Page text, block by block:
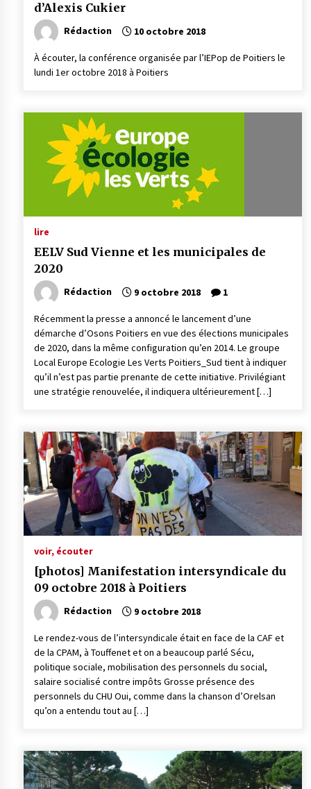
d’Alexis Cukier
Rédaction 10 octobre 2018
À écouter, la conférence organisée par l’IEPop de Poitiers le
lundi 1er octobre 2018 à Poitiers
lire
EELV Sud Vienne et les municipales de
2020
Rédaction 9 octobre 2018 1
Récemment la presse a annoncé le lancement d’une
démarche d’Osons Poitiers en vue des élections municipales
de 2020, dans la même configuration qu’en 2014. Le groupe
Local Europe Ecologie Les Verts Poitiers_Sud tient à indiquer
qu’il n’est pas partie prenante de cette initiative. Privilégiant
une stratégie renouvelée, il indiquera ultérieurement […]
voir, écouter
[photos] Manifestation intersyndicale du
09 octobre 2018 à Poitiers
Rédaction 9 octobre 2018
Le rendez-vous de l’intersyndicale était en face de la CAF et
de la CPAM, à Touffenet et on a beaucoup parlé Sécu,
politique sociale, mobilisation des personnels du social,
salaire socialisé contre impôts Grosse présence des
personnels du CHU Oui, comme dans la chanson d’Orelsan
qu’on a entendu tout au […]